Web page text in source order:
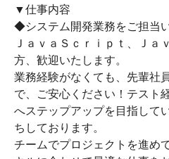
▼仕事内容
◆システム開発業務をご担当
ＪａｖａＳｃｒｉｐｔ、Ｊａ
方、歓迎いたします。
業務経験がなくても、先輩社
で、ご安心ください！テスト
へステップアップを目指して
ちしております。
チームでプロジェクトを進め